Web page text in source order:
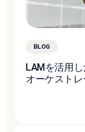
BLOG
LAMを活用
オーケスト